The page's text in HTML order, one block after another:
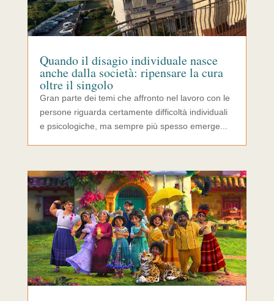
Quando il disagio individuale nasce
anche dalla società: ripensare la cura
oltre il singolo
Gran parte dei temi che affronto nel lavoro con le
persone riguarda certamente difficoltà individuali
e psicologiche, ma sempre più spesso emerge...